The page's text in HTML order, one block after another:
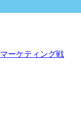
マーケティング戦